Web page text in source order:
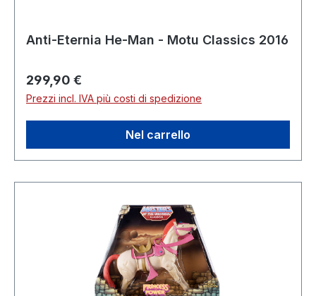
Anti-Eternia He-Man - Motu Classics 2016
Prezzo normale:
299,90 €
Prezzi incl. IVA più costi di spedizione
Nel carrello